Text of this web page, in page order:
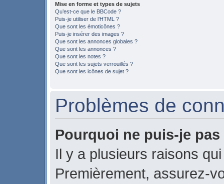
Mise en forme et types de sujets
Qu’est-ce que le BBCode ?
Puis-je utiliser de l’HTML ?
Que sont les émoticônes ?
Puis-je insérer des images ?
Que sont les annonces globales ?
Que sont les annonces ?
Que sont les notes ?
Que sont les sujets verrouillés ?
Que sont les icônes de sujet ?
Problèmes de
Pourquoi ne puis-je
Il y a plusieurs raisons
Premièrement, assurez-